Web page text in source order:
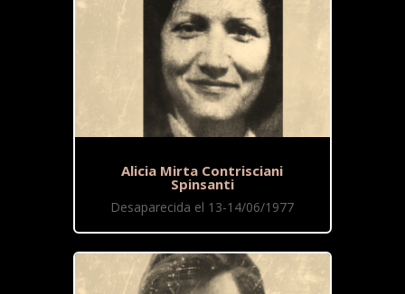
Alicia Mirta Contrisciani
Spinsanti
Desaparecida el 13-14/06/1977